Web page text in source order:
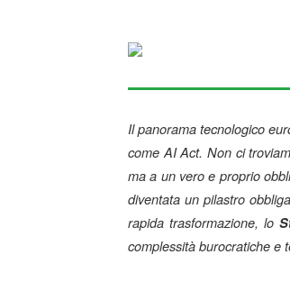
Il panorama tecnologico
come AI Act. Non ci
ma a un vero e proprio
diventata un pilastro
rapida trasformazione, lo
complessità burocratiche e